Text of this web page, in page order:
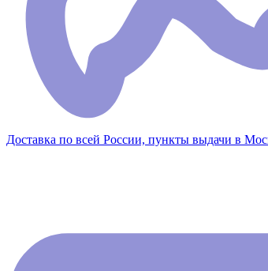
Доставка по всей России, пункты выдачи в